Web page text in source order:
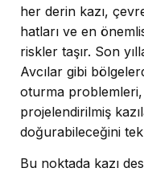
her derin kazı,
hatları ve en
riskler taşır. Son
Avcılar gibi
oturma
projelendirilmiş
doğurabileceğini
Bu noktada kazı